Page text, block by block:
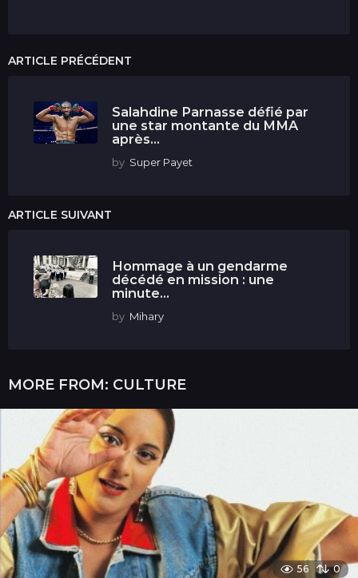
ARTICLE PRÉCÉDENT
Salahdine Parnasse défié par
une star montante du MMA
après...
by Super Payet
ARTICLE SUIVANT
Hommage à un gendarme
décédé en mission : une
minute...
by Mihary
MORE FROM: CULTURE
56 0